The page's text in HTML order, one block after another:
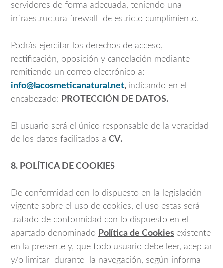
servidores de forma adecuada, teniendo una
infraestructura firewall de estricto cumplimiento.
Podrás ejercitar los derechos de acceso,
rectificación, oposición y cancelación mediante
remitiendo un correo electrónico a:
info@lacosmeticanatural.net, indicando en el
encabezado: PROTECCIÓN DE DATOS.
El usuario será el único responsable de la veracidad
de los datos facilitados a CV.
8. POLÍTICA DE COOKIES
De conformidad con lo dispuesto en la legislación
vigente sobre el uso de cookies, el uso estas será
tratado de conformidad con lo dispuesto en el
apartado denominado Política de Cookies existente
en la presente y, que todo usuario debe leer, aceptar
y/o limitar durante la navegación, según informa